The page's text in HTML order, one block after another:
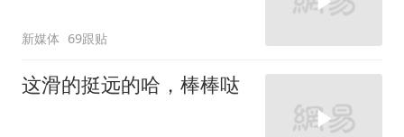
新媒体 69跟贴
这滑的挺远的哈，棒棒哒